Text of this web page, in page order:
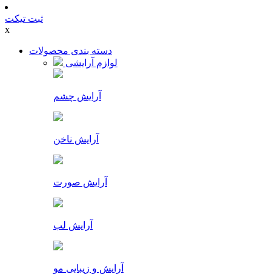
ثبت تیکت
x
دسته بندی محصولات
لوازم آرایشی
آرایش چشم
آرایش ناخن
آرایش صورت
آرایش لب
آرایش و زیبایی مو